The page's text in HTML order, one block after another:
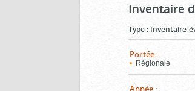
Inventaire
Type : Inventaire-
Portée :
Régionale